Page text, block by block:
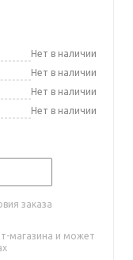
Нет в наличии
Нет в наличии
Нет в наличии
Нет в наличии
заказа
магазина и может